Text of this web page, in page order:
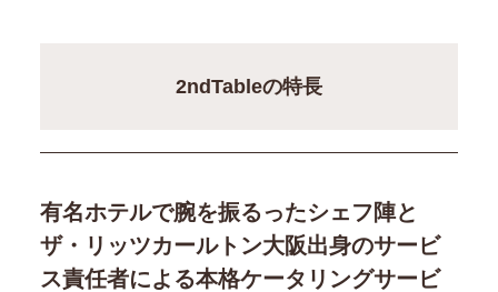
2ndTableの特長
有名ホテルで腕を振るったシェフ陣と
ザ・リッツカールトン大阪出身のサービ
ス責任者による本格ケータリングサービ